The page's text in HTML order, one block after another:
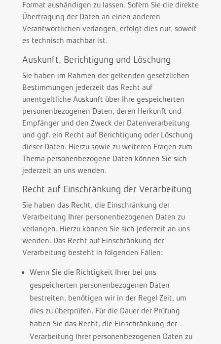
Format aushändigen zu lassen. Sofern Sie die direkte
Übertragung der Daten an einen anderen
Verantwortlichen verlangen, erfolgt dies nur, soweit
es technisch machbar ist.
Auskunft, Berichtigung und Löschung
Sie haben im Rahmen der geltenden gesetzlichen
Bestimmungen jederzeit das Recht auf
unentgeltliche Auskunft über Ihre gespeicherten
personenbezogenen Daten, deren Herkunft und
Empfänger und den Zweck der Datenverarbeitung
und ggf. ein Recht auf Berichtigung oder Löschung
dieser Daten. Hierzu sowie zu weiteren Fragen zum
Thema personenbezogene Daten können Sie sich
jederzeit an uns wenden.
Recht auf Einschränkung der Verarbeitung
Sie haben das Recht, die Einschränkung der
Verarbeitung Ihrer personenbezogenen Daten zu
verlangen. Hierzu können Sie sich jederzeit an uns
wenden. Das Recht auf Einschränkung der
Verarbeitung besteht in folgenden Fällen:
Wenn Sie die Richtigkeit Ihrer bei uns
gespeicherten personenbezogenen Daten
bestreiten, benötigen wir in der Regel Zeit, um
dies zu überprüfen. Für die Dauer der Prüfung
haben Sie das Recht, die Einschränkung der
Verarbeitung Ihrer personenbezogenen Daten zu